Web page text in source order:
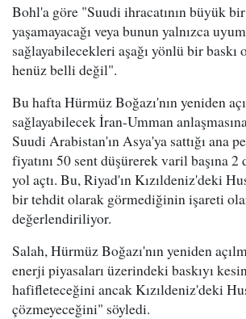
Bohl'a göre "Suudi ihracatının büyük bir
yaşamayacağı veya bunun yalnızca uyum
sağlayabilecekleri aşağı yönlü bir baskı
henüz belli değil".
Bu hafta Hürmüz Boğazı'nın yeniden
sağlayabilecek İran-Umman
Suudi Arabistan'ın Asya'ya sattığı ana
fiyatını 50 sent düşürerek varil başına
yol açtı. Bu, Riyad'ın Kızıldeniz'deki
bir tehdit olarak görmediğinin işareti
değerlendiriliyor.
Salah, Hürmüz Boğazı'nın yeniden
enerji piyasaları üzerindeki baskıyı
hafifleteceğini ancak Kızıldeniz'deki
çözmeyeceğini" söyledi.